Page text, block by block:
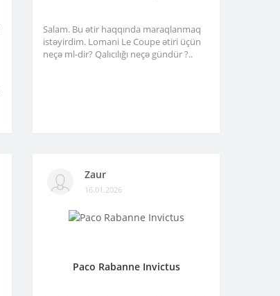
Salam. Bu ətir haqqında maraqlanmaq
istəyirdim. Lomani Le Coupe ətiri üçün
neçə ml-dir? Qalıcılığı neçə gündür ?..
Zaur
16.01.2026
Paco Rabanne Invictus